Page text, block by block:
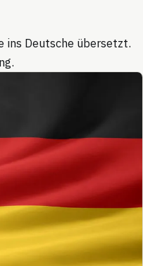
ins Deutsche übersetzt.